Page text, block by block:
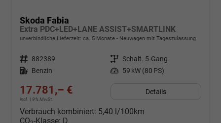
Skoda Fabia
Extra PDC+LED+LANE ASSIST+SMARTLINK
unverbindliche Lieferzeit: ca. 5 Monate Neuwagen mit Tageszulassung
Fahrzeugnr. 882389 Getriebe Schalt. 5-Gang
Kraftstoff Benzin Leistung 59 kW (80 PS)
17.781,– €
incl. 19% MwSt.
Details
Verbrauch kombiniert: 5,40 l/100km
CO -Klasse: D